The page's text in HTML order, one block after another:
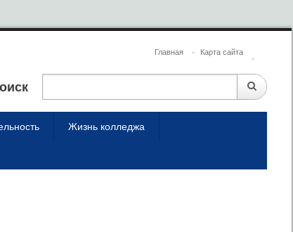
Главная Карта сайта
Жизнь колледжа